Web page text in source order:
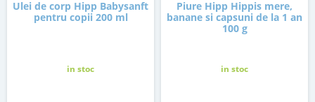
Ulei de corp Hipp Babysanft
pentru copii 200 ml
in stoc
Piure Hipp Hippis mere,
banane si capsuni de la 1 an
100 g
in stoc